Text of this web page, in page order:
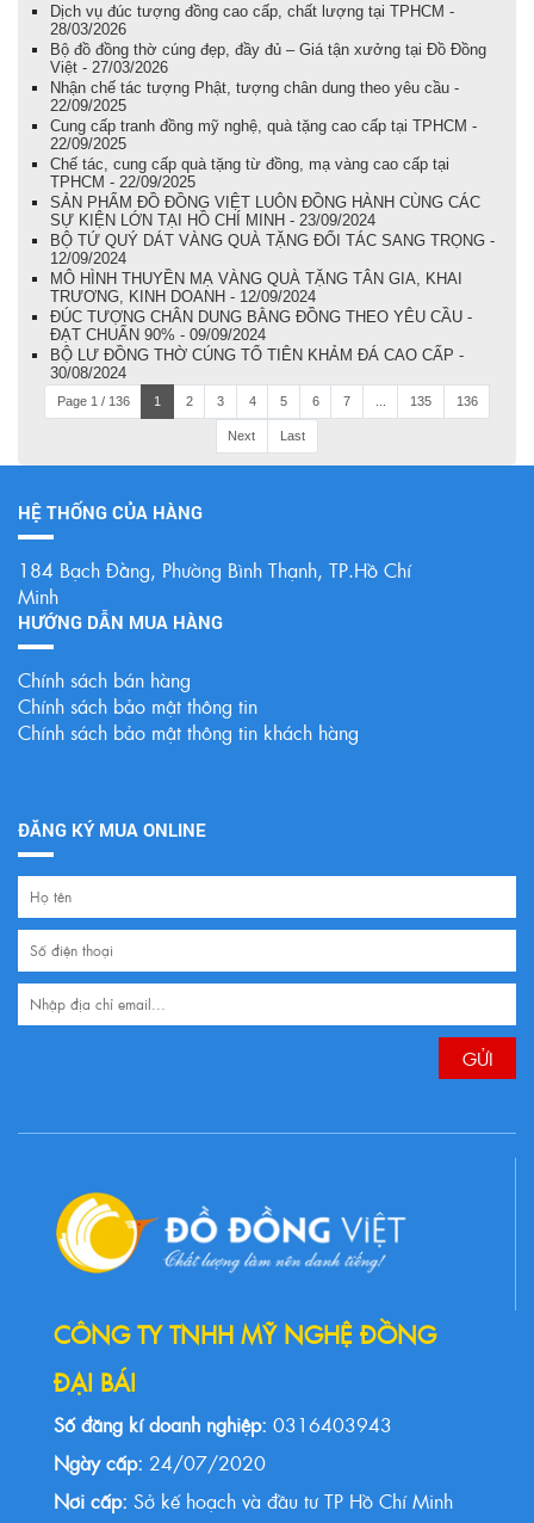
Dịch vụ đúc tượng đồng cao cấp, chất lượng tại TPHCM -
28/03/2026
Bộ đồ đồng thờ cúng đẹp, đầy đủ – Giá tận xưởng tại Đồ Đồng
Việt - 27/03/2026
Nhận chế tác tượng Phật, tượng chân dung theo yêu cầu -
22/09/2025
Cung cấp tranh đồng mỹ nghệ, quà tặng cao cấp tại TPHCM -
22/09/2025
Chế tác, cung cấp quà tặng từ đồng, mạ vàng cao cấp tại
TPHCM - 22/09/2025
SẢN PHẨM ĐỒ ĐỒNG VIỆT LUÔN ĐỒNG HÀNH CÙNG CÁC
SỰ KIỆN LỚN TẠI HỒ CHÍ MINH - 23/09/2024
BỘ TỨ QUÝ DÁT VÀNG QUÀ TẶNG ĐỐI TÁC SANG TRỌNG -
12/09/2024
MÔ HÌNH THUYỀN MẠ VÀNG QUÀ TẶNG TÂN GIA, KHAI
TRƯƠNG, KINH DOANH - 12/09/2024
ĐÚC TƯỢNG CHÂN DUNG BẰNG ĐỒNG THEO YÊU CẦU -
ĐẠT CHUẨN 90% - 09/09/2024
BỘ LƯ ĐỒNG THỜ CÚNG TỔ TIÊN KHẢM ĐÁ CAO CẤP -
30/08/2024
Page 1 / 136 1 2 3 4 5 6 7 135 136
Next Last
HỆ THỐNG CỦA HÀNG
184 Bạch Đằng, Phường Bình Thạnh, TP.Hồ Chí
Minh
HƯỚNG DẪN MUA HÀNG
Chính sách bán hàng
Chính sách bảo mật thông tin
Chính sách bảo mật thông tin khách hàng
ĐĂNG KÝ MUA ONLINE
CÔNG TY TNHH MỸ NGHỆ ĐỒNG
ĐẠI BÁI
Số đăng kí doanh nghiệp: 0316403943
Ngày cấp: 24/07/2020
Nơi cấp: Sở kế hoạch và đầu tư TP Hồ Chí Minh